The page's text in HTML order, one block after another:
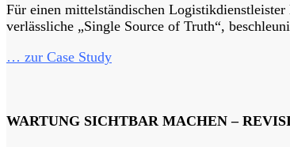
Für einen mittelständischen
verlässliche „Single Source of Truth“,
… zur Case Study
WARTUNG SICHTBAR MACHEN –